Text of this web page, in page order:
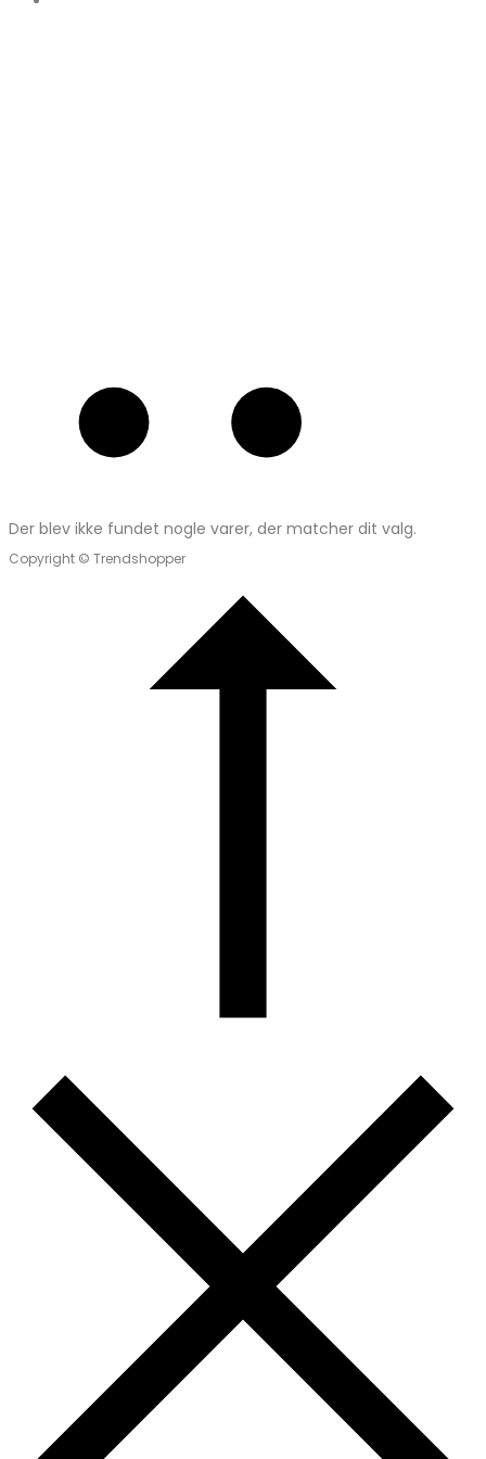
Der blev ikke fundet nogle varer, der matcher dit valg.
Copyright © Trendshopper